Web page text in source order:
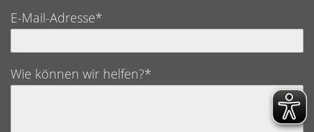
E-Mail-Adresse*
Wie können wir helfen?*